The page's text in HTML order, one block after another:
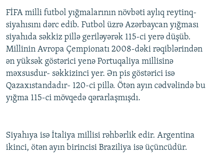
BIZIMLƏ ƏLAQƏ
XƏBƏR BÜLLETENLƏRIMIZ
FİFA milli futbol yığmalarının növbəti aylıq reytinq-
siyahısını dərc edib. Futbol üzrə Azərbaycan yığması
siyahıda səkkiz pillə geriləyərək 115-ci yerə düşüb.
Millinin Avropa Çempionatı 2008-dəki rəqiblərindən
ən yüksək göstərici yenə Portuqaliya millisinə
məxsusdur- səkkizinci yer. Ən pis göstərici isə
Qazaxıstandadır- 120-ci pillə. Ötən ayın cədvəlində bu
yığma 115-ci mövqedə qərarlaşmışdı.
Siyahıya isə İtaliya millisi rəhbərlik edir. Argentina
ikinci, ötən ayın birincisi Braziliya isə üçüncüdür.